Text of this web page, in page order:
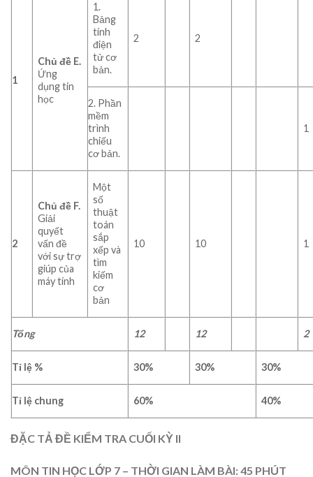
1
Chủ đề E.
Ứng
dụng tin
học
1.
Bảng
tính
điện
tử cơ
bản.
2 2
2. Phần
mềm
trình
chiếu
cơ bản.
1
2
Chủ đề F.
Giải
quyết
vấn đề
với sự trợ
giúp của
máy tính
Một
số
thuật
toán
sắp
xếp và
tìm
kiếm
cơ
bản
10 10 1
Tổng 12 12 2
Tỉ lệ % 30% 30% 30%
Tỉ lệ chung 60% 40%
ĐẶC TẢ ĐỀ KIỂM TRA CUỐI KỲ II
MÔN TIN HỌC LỚP 7 – THỜI GIAN LÀM BÀI: 45 PHÚT